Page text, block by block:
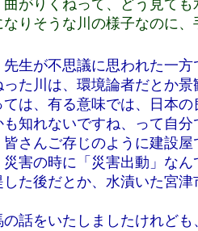
がりくねって、どう見て
りそうな川の様子なのに
先生が不思議に思われた一
った川は、環境論者だとか
ては、有る意味では、日本
も知れないですね、って自
さんご存じのように建設
災害の時に「災害出動」な
た後だとか、水漬いた宮
の話をいたしましたけれど